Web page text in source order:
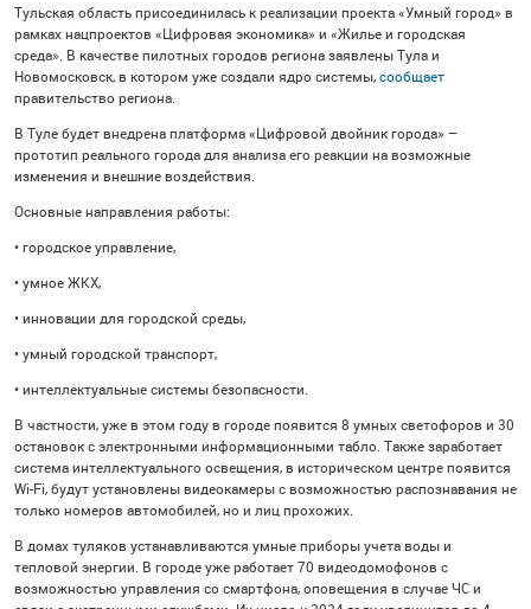
Тульская область присоединилась к реализации проекта «Умный город» в
рамках нацпроектов «Цифровая экономика» и «Жилье и городская
среда». В качестве пилотных городов региона заявлены Тула и
Новомосковск, в котором уже создали ядро системы, сообщает
правительство региона.
В Туле будет внедрена платформа «Цифровой двойник города» –
прототип реального города для анализа его реакции на возможные
изменения и внешние воздействия.
Основные направления работы:
• городское управление,
• умное ЖКХ,
• инновации для городской среды,
• умный городской транспорт,
• интеллектуальные системы безопасности.
В частности, уже в этом году в городе появится 8 умных светофоров и 30
остановок с электронными информационными табло. Также заработает
система интеллектуального освещения, в историческом центре появится
Wi-Fi, будут установлены видеокамеры с возможностью распознавания не
только номеров автомобилей, но и лиц прохожих.
В домах туляков устанавливаются умные приборы учета воды и
тепловой энергии. В городе уже работает 70 видеодомофонов с
возможностью управления со смартфона, оповещения в случае ЧС и